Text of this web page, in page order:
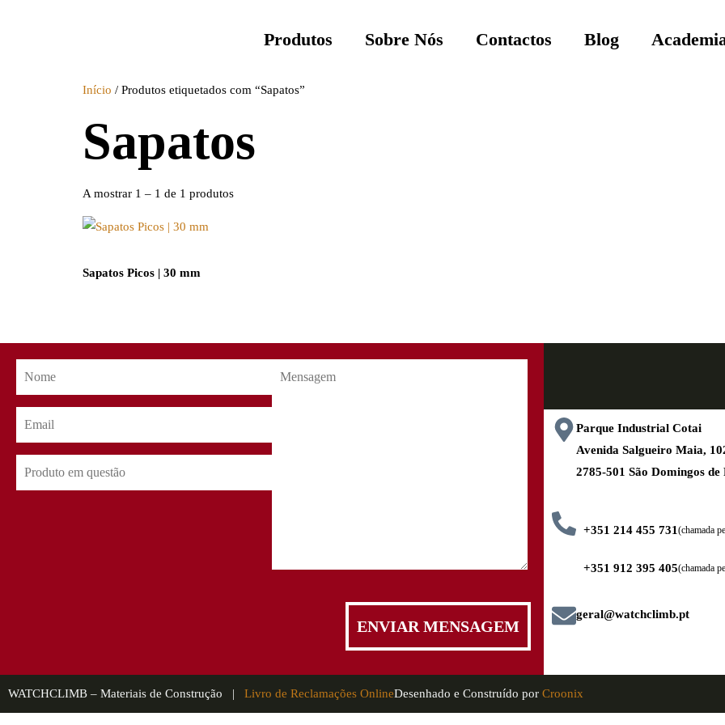
Produtos Sobre Nós Contactos Blog
Início / Produtos etiquetados com “Sapatos”
Sapatos
A mostrar 1 – 1 de 1 produtos
Sapatos Picos | 30 mm
Parque Industrial Cotai
Avenida Salgueiro Maia,
2785-501 São Domingos de
+351 214 455 731 (chamada
+351 912 395 405(chamada
geral@watchclimb.pt
WATCHCLIMB – Materiais de Construção | Livro de Reclamações OnlineDesenhado e Construído por Croonix